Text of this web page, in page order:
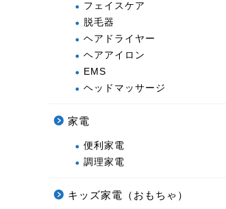
フェイスケア
脱毛器
ヘアドライヤー
ヘアアイロン
EMS
ヘッドマッサージ
家電
便利家電
調理家電
キッズ家電（おもちゃ）